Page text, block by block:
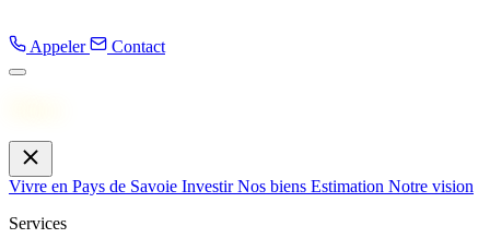
Appeler Contact
Vivre en Pays de Savoie InvestirNos biens Estimation Notre vision
Services